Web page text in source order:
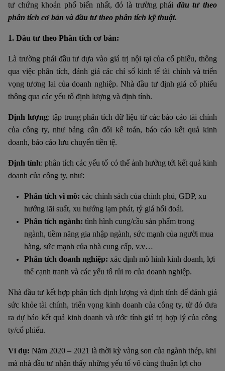
tư chứng khoán phổ biến nhất, đó là trường phái đầu tư theo
phân tích cơ bản và đầu tư theo phân tích kỹ thuật.
1. Đầu tư theo Phân tích cơ bản:
Là trường phái đầu tư dựa vào giá trị nội tại của cổ phiếu, thông
qua việc phân tích, đánh giá các chỉ số kinh tế tài chính và triển
vọng tương lai của doanh nghiệp. Nhà đầu tư định giá cổ phiếu
thông qua các yếu tố định lượng và định tính.
Định lượng: tập trung phân tích dữ liệu từ các báo cáo tài chính
của công ty, như bảng cân đối kế toán, báo cáo kết quả kinh
doanh, báo cáo lưu chuyển tiền tệ.
Định tính: phân tích các yếu tố có thể ảnh hưởng tới kết quả kinh
doanh của công ty, như:
Phân tích vĩ mô: các chính sách của chính phủ, GDP, xu
hướng lãi suất, xu hướng lạm phát, tỷ giá hối đoái.
Phân tích ngành: tình hình cung/cầu sản phẩm trong
ngành, tiềm năng gia nhập ngành, sức mạnh của người mua
hàng, sức mạnh của nhà cung cấp, v.v…
Phân tích doanh nghiệp: xác định mô hình kinh doanh, lợi
thế cạnh tranh và các yếu tố rủi ro của doanh nghiệp.
Nhà đầu tư kết hợp phân tích định lượng và định tính để đánh giá
sức khỏe tài chính, triển vọng kinh doanh của công ty, từ đó đưa
ra dự báo kết quả kinh doanh và ước tính giá trị hợp lý của công
ty/cổ phiếu.
Ví dụ: Năm 2020 – 2021 là thời kỳ vàng son của ngành thép, khi
mà nhà đầu tư nhận thấy những yếu tố vô cùng thuận lợi cho